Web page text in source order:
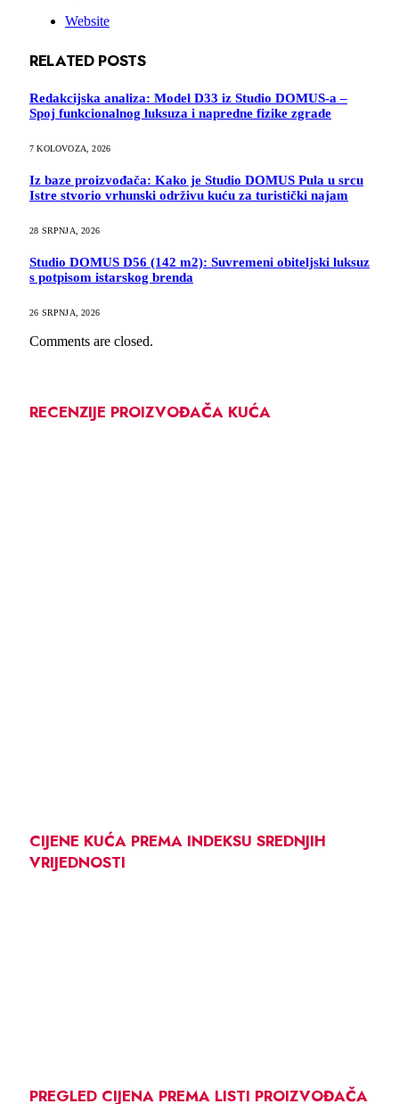
Website
RELATED POSTS
Redakcijska analiza: Model D33 iz Studio DOMUS-a –
Spoj funkcionalnog luksuza i napredne fizike zgrade
7 KOLOVOZA, 2026
Iz baze proizvođača: Kako je Studio DOMUS Pula u srcu
Istre stvorio vrhunski održivu kuću za turistički najam
28 SRPNJA, 2026
Studio DOMUS D56 (142 m2): Suvremeni obiteljski luksuz
s potpisom istarskog brenda
26 SRPNJA, 2026
Comments are closed.
RECENZIJE PROIZVOĐAČA KUĆA
CIJENE KUĆA PREMA INDEKSU SREDNJIH
VRIJEDNOSTI
PREGLED CIJENA PREMA LISTI PROIZVOĐAČA